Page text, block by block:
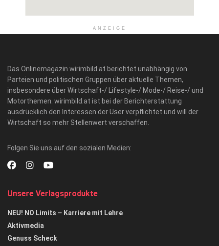
ANZEIGE
Das Onlinemagazin wirimbild.at berichtet unabhängig von
Parteien und politischen Gruppen über aktuelle Themen,
insbesondere über Wirtschaft-/ Lifestyle-/ Mode-/ Reise-/ und
Motorthemen. wirimbild.at ist bei der Berichterstattung
ausdrücklich den Interessen der User verpflichtet und will der
Wirtschaft so mehr Stellenwert verschaffen.
Folgen Sie uns auf den sozialen Medien:
Unsere Verlagsprodukte
NEU! NO Limits – Karriere mit Lehre
Aktivmedia
Genuss Scheck